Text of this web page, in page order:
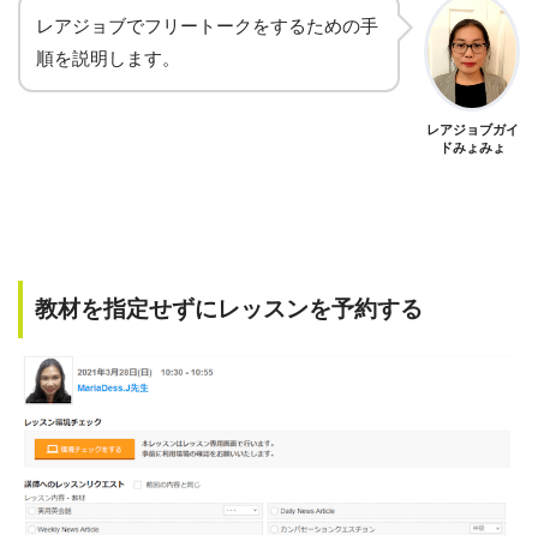
レアジョブでフリートークをするための手
順を説明します。
レアジョブガイ
ドみょみょ
教材を指定せずにレッスンを予約する